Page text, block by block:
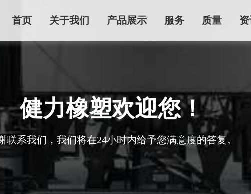
首页 关于我们 产品展示 服务 质量
健力橡塑欢迎您！
联系我们，我们将在24小时内给予您满意度的答复。